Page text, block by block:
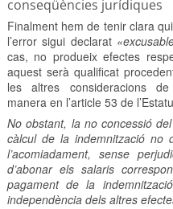
conseqüències jurídiques
Finalment hem de tenir clara
l’error sigui declarat
cas, no produeix efectes
aquest serà qualificat
les altres consideracions de
manera en l’article 53 de
No obstant, la no concessió
càlcul de la indemnització no
l’acomiadament, sense
d’abonar els salaris
pagament de la
independència dels altres